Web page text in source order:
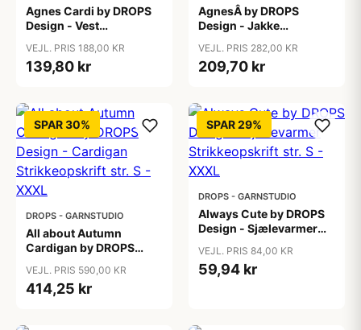
Agnes Cardi by DROPS
Design - Vest
XXXL
VEJL. PRIS 188,00 KR
139,80 kr
AgnesÂ by DROPS
Design - Jakke
XXXL
VEJL. PRIS 282,00 KR
209,70 kr
SPAR 30%
DROPS - GARNSTUDIO
All about Autumn
Cardigan by DROPS
Strikkeopskrift str. S -
XXXL
VEJL. PRIS 590,00 KR
414,25 kr
SPAR 29%
DROPS - GARNSTUDIO
Always Cute by DROPS
Design - Sjælevarmer
XXXL
VEJL. PRIS 84,00 KR
59,94 kr